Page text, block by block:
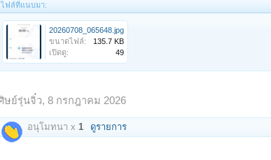
ไฟล์ที่แนบมา:
20260708_065648.jpg
ขนาดไฟล์:
135.7 KB
เปิดดู:
49
ษย์รุ่นจิ๋ว, 8 กรกฎาคม 2026
อนุโมทนา x 1 ดูรายการ